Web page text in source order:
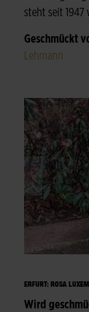
steht seit 1947
Geschmückt
Lehmann
ERFURT: ROSA
Wird